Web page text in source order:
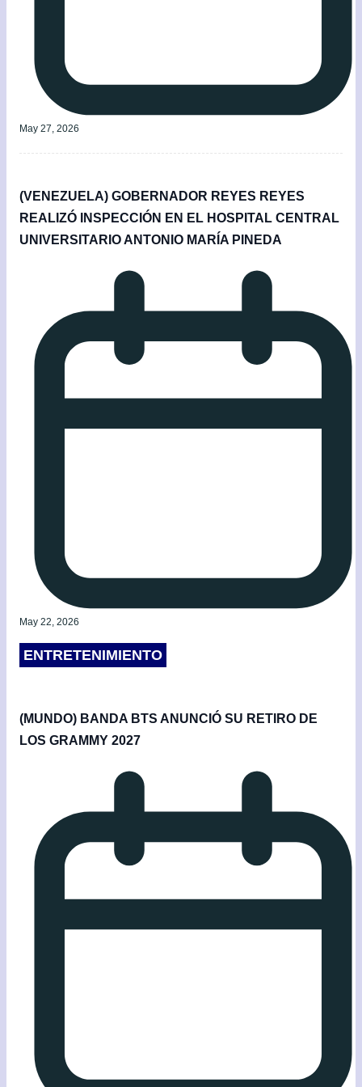
May 27, 2026
(VENEZUELA) GOBERNADOR REYES REYES
REALIZÓ INSPECCIÓN EN EL HOSPITAL CENTRAL
UNIVERSITARIO ANTONIO MARÍA PINEDA
May 22, 2026
ENTRETENIMIENTO
(MUNDO) BANDA BTS ANUNCIÓ SU RETIRO DE
LOS GRAMMY 2027